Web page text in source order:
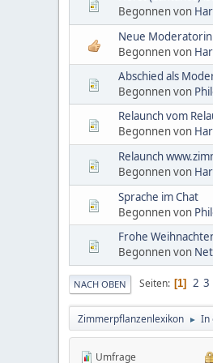
Begonnen von
Neue Moderatorin
Begonnen von
Abschied als
Begonnen von
Relaunch vom
Begonnen von
Relaunch
Begonnen von
Sprache im Chat
Begonnen von
Frohe
Begonnen von
NACH OBEN Seiten 1 2 3
Zimmerpflanzenlexikon ► In
Umfrage